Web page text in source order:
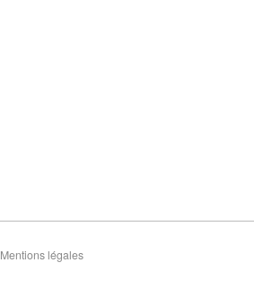
Mentions légales